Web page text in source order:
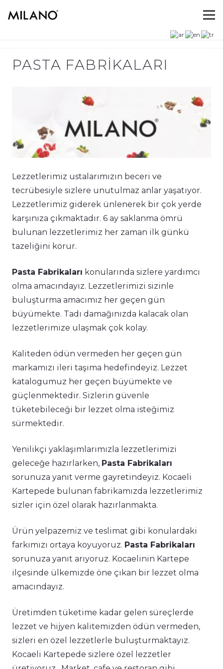
PASTA FABRIKALARI
Lezzetlerimiz ustalarımızın beceri ve
tecrübesiyle sizlere unutulmaz anlar yaşatıyor.
Lezzetlerimiz giderek ünlenerek bir çok yerde
karşınıza çıkmaktadır. 6 ay saklanma ömrü
bulunan lezzetlerimiz her zaman ilk günkü
tazeliğini korur.
Pasta Fabrikaları konularında sizlere yardımcı
olma amacındayız. Lezzetlerimizi sizinle
buluşturma amacımız her geçen gün
büyümekte. Tadı damağınızda kalacak olan
lezzetlerimize ulaşmak çok kolay.
Kaliteden ödün vermeden her geçen gün
markamızı ileri taşıma hedefindeyiz. Lezzet
katalogumuz her geçen büyümekte ve
güçlenmektedir. Sizlerin güvenle
tüketebileceği bir lezzet olma isteğimiz
sürmektedir.
Yenilikçi yaklaşımlarımızla lezzetlerimizi
geleceğe hazırlarken, Pasta Fabrikaları
sorunuza yanıt verme gayretindeyiz. Kocaeli
Kartepede bulunan fabrikamızda lezzetlerimiz
sizler için özel olarak hazırlanmakta.
Ürün yelpazemiz ve teslimat gibi konulardaki
farkımızı ortaya koyuyoruz. Pasta Fabrikaları
sorunuza yanıt arıyoruz. Kocaelinin Kartepe
ilçesinde ülkemizde öne çıkan bir lezzet olma
amacındayız.
Üretimden tüketime kadar gelen süreçlerde
lezzet ve hijyen kalitemizden ödün vermeden,
sizleri en özel lezzetlerle buluşturmaktayız.
Kocaeli Kartepede sizlere özel lezzetler